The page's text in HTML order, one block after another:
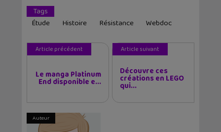
Tags
Étude
Histoire Résistance Webdoc
Article précédent
Le manga Platinum
End disponible e...
Article suivant
Découvre ces
créations en LEGO
qui...
Auteur